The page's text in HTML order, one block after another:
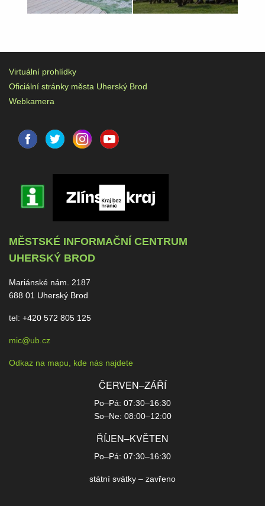
Virtuální prohlídky
Oficiální stránky města Uherský Brod
Webkamera
MĚSTSKÉ INFORMAČNÍ CENTRUM
UHERSKÝ BROD
Mariánské nám. 2187
688 01 Uherský Brod
tel: +420 572 805 125
mic@ub.cz
Odkaz na mapu, kde nás najdete
ČERVEN–ZÁŘÍ
Po–Pá: 07:30–16:30
So–Ne: 08:00–12:00
ŘÍJEN–KVĚTEN
Po–Pá: 07:30–16:30
státní svátky – zavřeno